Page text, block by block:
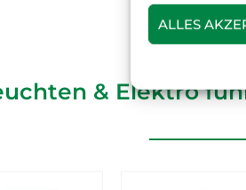
ALLES
& Elektro